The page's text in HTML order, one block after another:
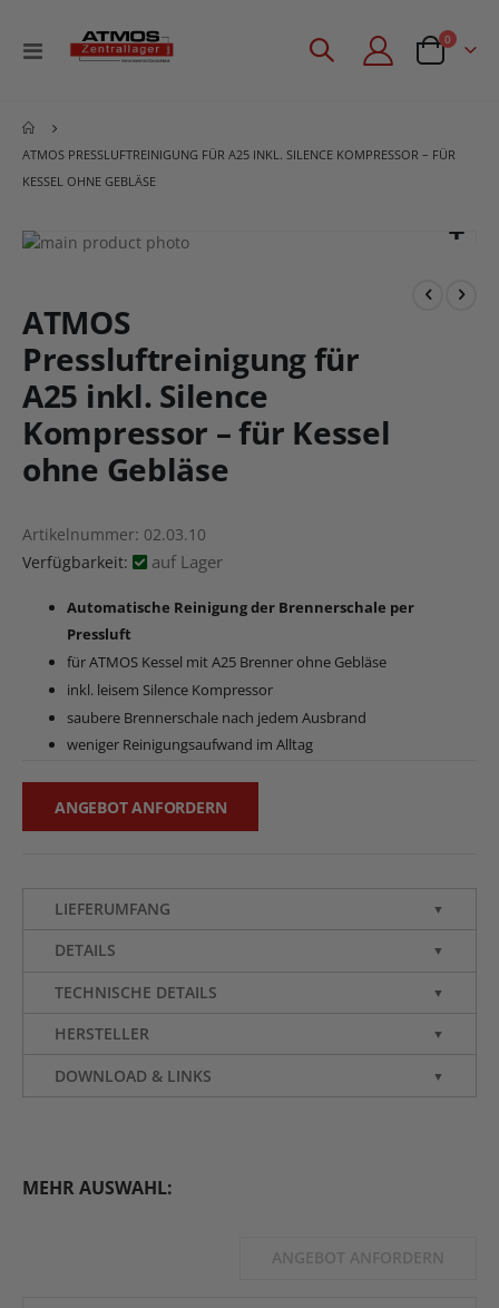
Navigation
0 Artikel
ATMOS PRESSLUFTREINIGUNG FÜR A25 INKL. SILENCE KOMPRESSOR – FÜR
KESSEL OHNE GEBLÄSE
Zum
Bildgalerie
springen
der
Bildgalerie
springen
ATMOS
Pressluftreinigung für
A25 inkl. Silence
Kompressor – für Kessel
ohne Gebläse
Artikelnummer 02.03.10
Verfügbarkeit:
auf Lager
Automatische Reinigung der Brennerschale per
Pressluft
für ATMOS Kessel mit A25 Brenner ohne Gebläse
inkl. leisem Silence Kompressor
saubere Brennerschale nach jedem Ausbrand
weniger Reinigungsaufwand im Alltag
ANGEBOT ANFORDERN
LIEFERUMFANG ▼
DETAILS ▼
TECHNISCHE DETAILS ▼
HERSTELLER ▼
DOWNLOAD & LINKS ▼
MEHR AUSWAHL:
ANGEBOT ANFORDERN